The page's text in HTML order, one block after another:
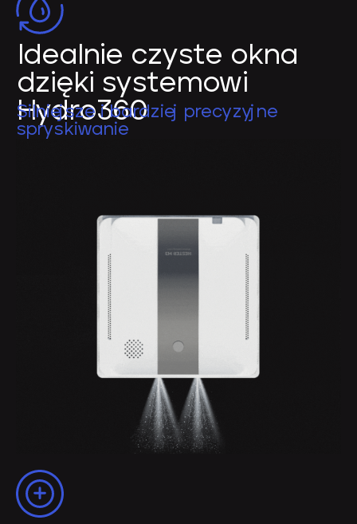
Idealnie czyste okna
dzięki systemowi
Hydro360
Silniejsze i bardziej precyzyjne
spryskiwanie